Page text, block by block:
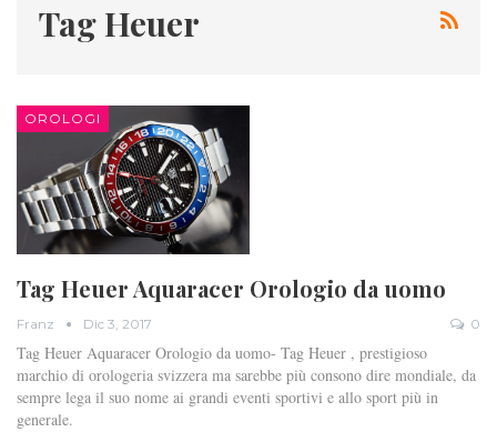
Tag Heuer
OROLOGI
Tag Heuer Aquaracer Orologio da uomo
Franz Dic 3, 2017 0
Tag Heuer Aquaracer Orologio da uomo- Tag Heuer , prestigioso
marchio di orologeria svizzera ma sarebbe più consono dire mondiale, da
sempre lega il suo nome ai grandi eventi sportivi e allo sport più in
generale.